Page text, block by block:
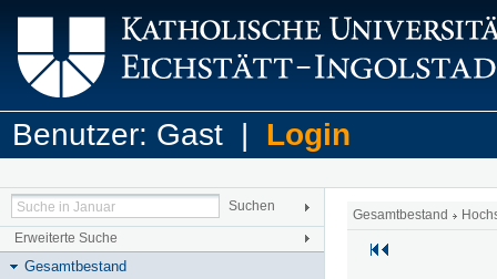
Benutzer: Gast | Login
Erweiterte Suche
Gesamtbestand
Gesamtbestand